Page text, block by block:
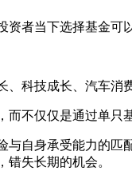
者当下选择基金可
科技成长、汽车消费
不仅仅是通过单只基
身承受能力的匹
失长期的机会。